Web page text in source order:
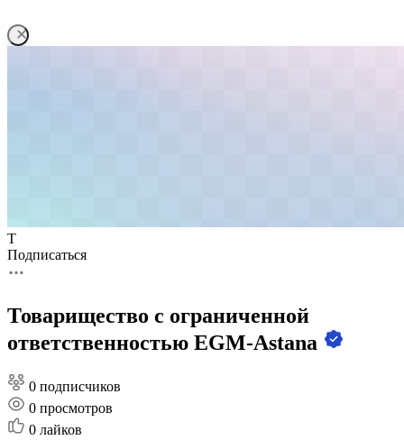
Т
Подписаться
Товарищество с ограниченной
ответственностью EGM-Astana
0 подписчиков
0 просмотров
0 лайков